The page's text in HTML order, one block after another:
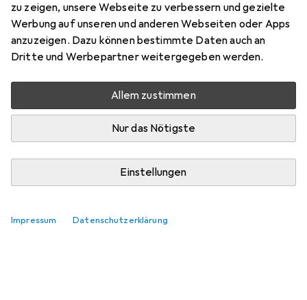
zu zeigen, unsere Webseite zu verbessern und gezielte
Werbung auf unseren und anderen Webseiten oder Apps
anzuzeigen. Dazu können bestimmte Daten auch an
Dritte und Werbepartner weitergegeben werden.
Allem zustimmen
Nur das Nötigste
Einstellungen
Impressum Datenschutzerklärung
Bewertung für Clatronic FR 3769 H
zaineflicker
hat dieses Produkt gekauft
ProKlein, Praktisch und für 1 bis 2 Personen
Kommentieren